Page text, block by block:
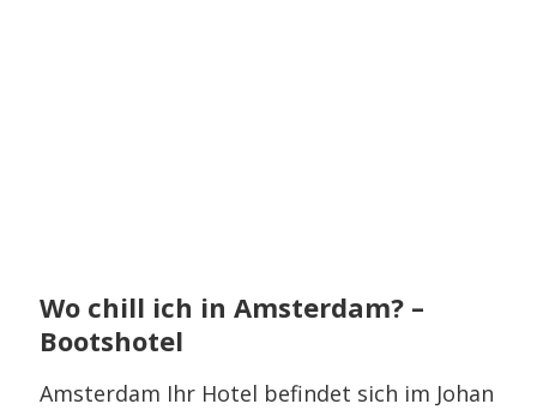
Wo chill ich in Amsterdam? –
Bootshotel
Amsterdam Ihr Hotel befindet sich im Johan